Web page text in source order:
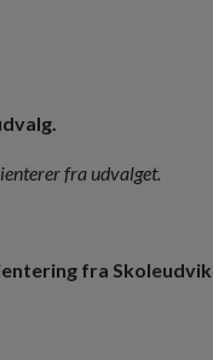
fra udvalget.
fra